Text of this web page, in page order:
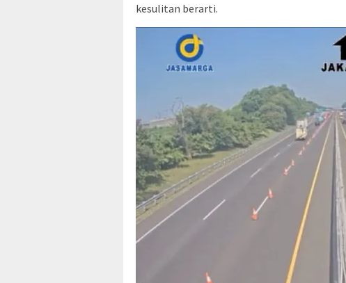
kesulitan berarti.